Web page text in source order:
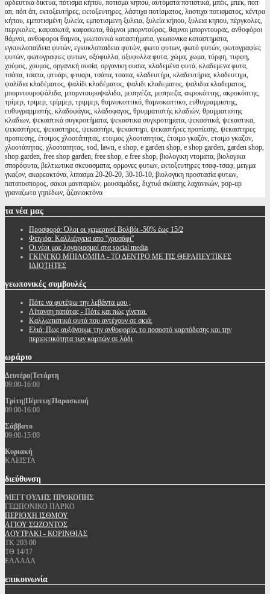
αρδευτικα δικτυα, πότισμα κήπου, ποτισμα κηπου, αυτόματα ποτιστικά, μπέκ, μπεκ, ποπ
απ, πόπ άπ, εκτοξευτήρες, εκτοξευτηρες, λάστιχα ποτίσματος, λαστιχα ποτισματος, κέντρα
κήπου, εμποτισμένη ξυλεία, εμποτισμενη ξυλεια, ξυλεία κήπου, ξυλεια κηπου, πέργκολες,
περγκολες, καφασωτά, καφασωτα, θάμνοι μπορντούρας, θαμνοι μπορντουρας, ανθοφόροι
θάμνοι, ανθοφοροι θαμνοι, γεωπονικά καταστήματα, γεωπονικα καταστηματα,
εγκυκλοπαίδεια φυτών, εγκυκλοπαιδεια φυτών, φωτο φυτων, φωτό φυτών, φωτογραφίες
φυτών, φωτογραφιες φυτων, οξύφυλλα, οξυφυλλα φυτα, χώμα, χωμα, τύρφη, τυρφη,
χούμος, χουμος, οργανική ουσία, οργανικη ουσια, κλαδεμένα φυτά, κλαδεμενα φυτα,
τσάπα, τσαπα, φτυάρι, φτυαρι, τσάπα, τσαπα, κλαδευτήρι, κλαδευτήρια, κλαδευτηρι,
ψαλίδια κλαδέματος, ψαλίδι κλαδέματος, ψαλιδι κλαδεματος, ψαλιδια κλαδεματος,
μπορντουροψάλιδα, μπορντουροψαλιδο, μεσηνέζα, μεσηνεζα, ακροκόπτης, ακροκόπτης,
τρίμερ, τριμερ, τρίμμερ, τριμμερ, θαμνοκοπτικό, θαμνοκοπτικο, ευθυγραμμιστης,
ευθυγραμμιστής, κλαδοφάγος, κλαδοφαγος, θρυμματιστής κλαδιών, θρυμματιστης
κλαδιων, ψεκαστικά συγκροτήματα, ψεκαστικα συγκροτηματα, ψεκαστικά, ψεκαστικα,
ψεκαστήρες, ψεκαστηρες, ψεκαστήρι, ψεκαστηρι, ψεκαστήρες προπίεσης, ψεκαστηρες
προπιεσης, έτοιμος χλοοτάπητας, ετοιμος χλοοταπητας, έτοιμο γκαζόν, ετοιμο γκαζον,
χλοοτάπητας, χλοοταπητας, sod, lawn, e shop, e garden shop, e shop garden, garden shop,
shop garden, free shop garden, free shop, e free shop, βιολογικη ντοματα, βιολογικα
σπορόφυτα, βελτιωτικα σκευασματα, ορμονες φυτων, εκτοξευτηρες τσαφ-τσαφ, μειγμα
γκαζον, ακαρεοκτόνα, λιπασμα 20-20-20, 30-10-10, βιολογικη προστασία φυτων,
πατατοσπορος, σακοι μανιταριών, μουσαμάδες, διχτυά σκίασης λαχανικών, pop-up
γραναζωτα γηπέδων, ζιζανιοκτόνα
τα νέα μας
Προσφορά: Όλοι οι χειμερινοί Βολβόι -50% έως 15/2
Φειγιόα: Καλλιέργεια απο ''χρυσάφι''
Oι νέοι μας λογαριασμοί στα social media
ΓΚΙΝΓΚΟ ΜΠΙΛΟΜΠΑ - ΤΟ ΔΕΝΤΡΟ ΜΕ ΤΙΣ ΘΕΡΑΠΕΥΤΙΚΕΣ
ΙΔΙΟΤΗΤΕΣ
γεωπονικές συμβουλές
Πότε να φυτέψω την λεβάντα μου ;
Λίπανση πατάτας - Πότε και πώς γίνεται.
Καλλωπιστικά φυτά που αντέχουν σε σκιά.
Ελιά: Πως αυξάνουμε την ανθοφορία, το ποσοστό καρπόδεσης και την
περιεκτικότητα των καρπών σε λάδι
ωράριο
Δευτέρα|Τετάρτη
09:00-16:00
Τρίτη|Πέμπτη|Παρασκευή
09:00-16:00
Σάββατο
09:00-15:00
Κυριακή
ΚΛΕΙΣΤΑ
διεύθυνση
ΜΕΓΓΟΥΛΗΣ ΠΡΟΚΟΠΗΣ
ΓΕΩΠΟΝΙΚΟ ΠΑΡΚΟ
ΠΕΡΙΟΧΗ ΙΣΘΜΟΥ
ΑΓΙΟΥ ΣΩΖΟΝΤΟΣ
ΛΟΥΤΡΑΚΙ - ΚΟΡΙΝΘΙΑΣ
ΤΚ 203 00
ΤΘ 14/17
ΕΛΛΑΔΑ
επικοινωνία